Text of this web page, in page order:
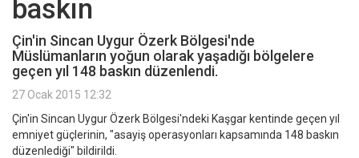
baskın
Çin'in Sincan Uygur Özerk Bölgesi'nde
Müslümanların yoğun olarak yaşadığı bölgelere
geçen yıl 148 baskın düzenlendi.
27 Ocak 2015 12:32
Çin'in Sincan Uygur Özerk Bölgesi'ndeki Kaşgar kentinde geçen yıl
emniyet güçlerinin, "asayiş operasyonları kapsamında 148 baskın
düzenlediği" bildirildi.